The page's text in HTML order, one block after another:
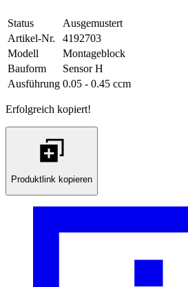
Status
Ausgemustert
Artikel-Nr.
4192703
Modell
Montageblock
Bauform
Sensor H
Ausführung 0.05 - 0.45 ccm
Erfolgreich kopiert!
Produktlink kopieren